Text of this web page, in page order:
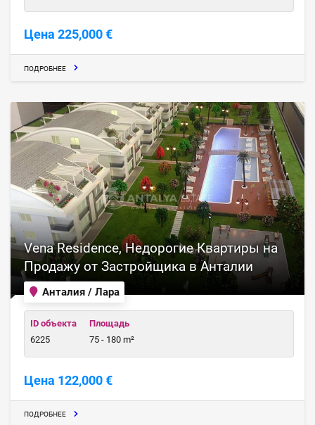
Цена 225,000 €
ПОДРОБНЕЕ
Анталия / Лара
Vena Residence, Недорогие Квартиры на
Продажу от Застройщика в Анталии
ID объекта
6225
Площадь
75 - 180 m²
Цена 122,000 €
ПОДРОБНЕЕ